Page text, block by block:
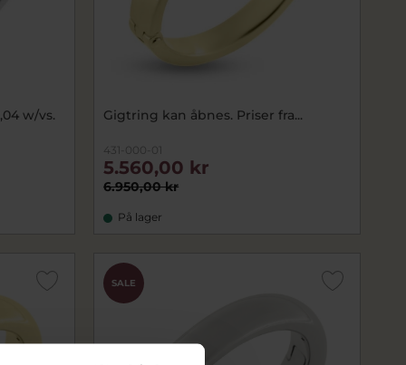
w/vs.
Gigtring kan åbnes. Priser fra...
431-000-01
6.950,00 kr
5.560,00 kr
På lager
SALE